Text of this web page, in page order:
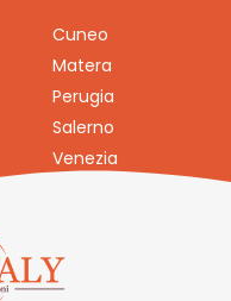
Cuneo
Matera
Perugia
Salerno
Venezia